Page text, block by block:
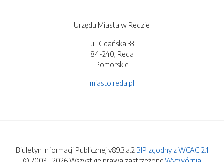
Urzędu Miasta w Redzie
ul. Gdańska 33
84-240, Reda
Pomorskie
miasto.reda.pl
Biuletyn Informacji Publicznej v89.3.a.2 BIP zgodny z WCAG 2.1